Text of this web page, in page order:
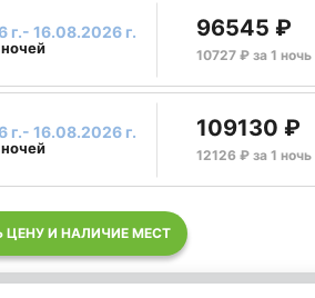
г.- 16.08.2026 г. 96545 ₽
10727 ₽ за 1 ночь
г.- 16.08.2026 г. 109130 ₽
12126 ₽ за 1 ночь
ЦЕНУ И НАЛИЧИЕ МЕСТ